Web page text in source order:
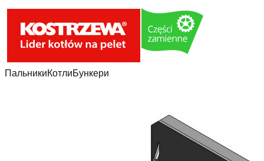
ПальникиКотлиБункери